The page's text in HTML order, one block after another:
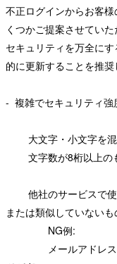
不正ログインからお客
くつかご提案させていた
セキュリティを万全に
的に更新することを推奨
- 複雑でセキュリティ強
大文字・小文字を混
文字数が8桁以上の
他社のサービスで使
または類似していないも
NG例:
メールアドレス